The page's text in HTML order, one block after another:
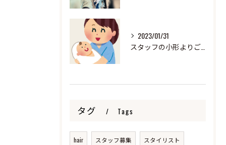
2023/01/31
スタッフの小形よりご報告
タグ Tags
hair スタッフ募集 スタイリスト